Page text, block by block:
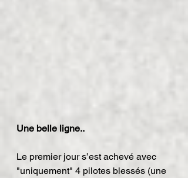
Une belle ligne..
Le premier jour s’est achevé avec
"uniquement" 4 pilotes blessés (une